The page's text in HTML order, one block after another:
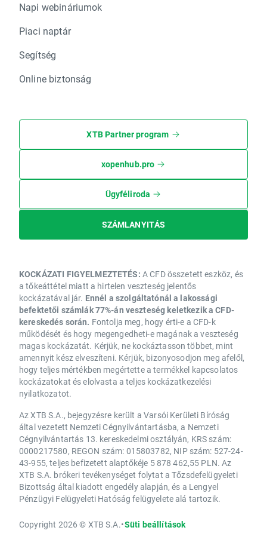
Napi webináriumok
Piaci naptár
Segítség
Online biztonság
XTB Partner program
xopenhub.pro
Ügyféliroda
SZÁMLANYITÁS
KOCKÁZATI FIGYELMEZTETÉS: A CFD összetett eszköz, és
a tőkeáttétel miatt a hirtelen veszteség jelentős
kockázatával jár. Ennél a szolgáltatónál a lakossági
befektetői számlák 77%-án veszteség keletkezik a CFD-
kereskedés során. Fontolja meg, hogy érti-e a CFD-k
működését és hogy megengedheti-e magának a veszteség
magas kockázatát. Kérjük, ne kockáztasson többet, mint
amennyit kész elveszíteni. Kérjük, bizonyosodjon meg afelől,
hogy teljes mértékben megértette a termékkel kapcsolatos
kockázatokat és elolvasta a teljes kockázatkezelési
nyilatkozatot.
Az XTB S.A., bejegyzésre került a Varsói Kerületi Bíróság
által vezetett Nemzeti Cégnyilvántartásba, a Nemzeti
Cégnyilvántartás 13. kereskedelmi osztályán, KRS szám:
0000217580, REGON szám: 015803782, NIP szám: 527-24-
43-955, teljes befizetett alaptőkéje 5 878 462,55 PLN. Az
XTB S.A. brókeri tevékenységet folytat a Tőzsdefelügyeleti
Bizottság által kiadott engedély alapján, és a Lengyel
Pénzügyi Felügyeleti Hatóság felügyelete alá tartozik.
Copyright 2026 © XTB S.A.•Süti beállítások